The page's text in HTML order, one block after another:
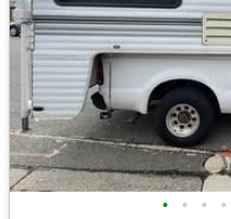
• • • •